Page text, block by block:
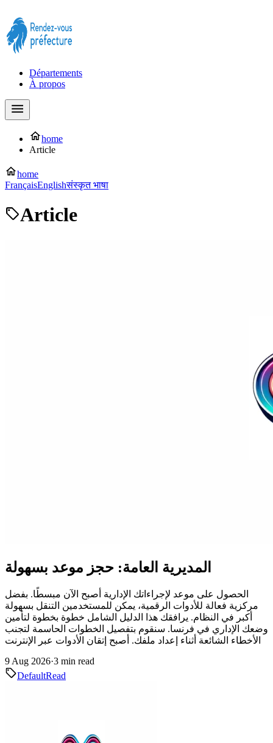
Départements
À propos
home
Article
home
FrançaisEnglishसंस्कृत भाषा
Article
المديرية العامة: حجز موعد بسهولة
الحصول على موعد لإجراءاتك الإدارية أصبح الآن مبسطًا. بفضل
مركزية فعالة للأدوات الرقمية، يمكن للمستخدمين التنقل بسهولة
أكبر في النظام. يرافقك هذا الدليل الشامل خطوة بخطوة لتأمين
وضعك الإداري في فرنسا. سنقوم بتفصيل الخطوات الحاسمة لتجنب
الأخطاء الشائعة أثناء إعداد ملفك. أصبح إتقان الأدوات عبر الإنترنت
9 Aug 2026·3 min read
DefaultRead